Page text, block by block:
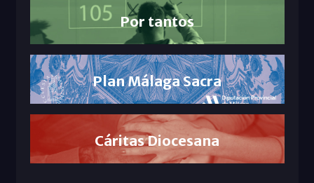
Por tantos
Plan Málaga Sacra
Cáritas Diocesana